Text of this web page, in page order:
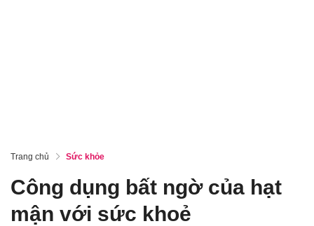
Trang chủ Sức khỏe
Công dụng bất ngờ của hạt
mận với sức khoẻ